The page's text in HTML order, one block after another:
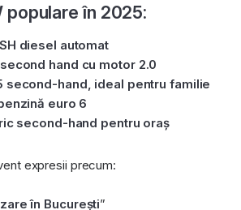
populare în 2025:
diesel automat
hand cu motor 2.0
second-hand, ideal pentru familie
euro 6
second-hand pentru oraș
expresii precum:
în București”